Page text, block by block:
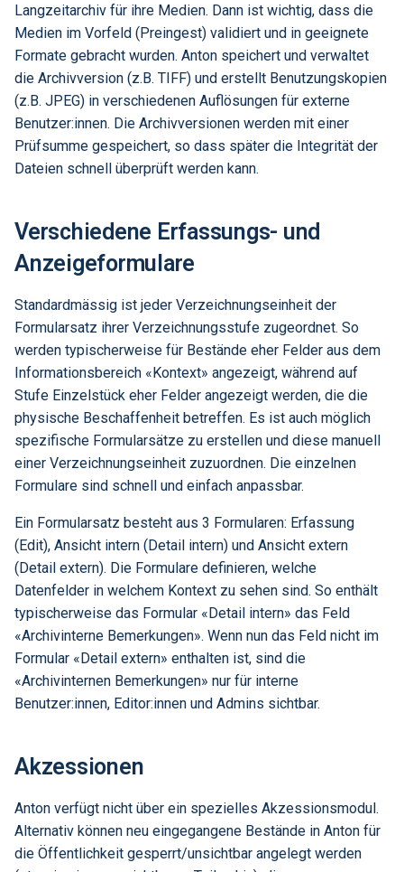
Langzeitarchiv für ihre Medien. Dann ist wichtig, dass die
Medien im Vorfeld (Preingest) validiert und in geeignete
Formate gebracht wurden. Anton speichert und verwaltet
die Archivversion (z.B. TIFF) und erstellt Benutzungskopien
(z.B. JPEG) in verschiedenen Auflösungen für externe
Benutzer:innen. Die Archivversionen werden mit einer
Prüfsumme gespeichert, so dass später die Integrität der
Dateien schnell überprüft werden kann.
Verschiedene Erfassungs- und
Anzeigeformulare
Standardmässig ist jeder Verzeichnungseinheit der
Formularsatz ihrer Verzeichnungsstufe zugeordnet. So
werden typischerweise für Bestände eher Felder aus dem
Informationsbereich «Kontext» angezeigt, während auf
Stufe Einzelstück eher Felder angezeigt werden, die die
physische Beschaffenheit betreffen. Es ist auch möglich
spezifische Formularsätze zu erstellen und diese manuell
einer Verzeichnungseinheit zuzuordnen. Die einzelnen
Formulare sind schnell und einfach anpassbar.
Ein Formularsatz besteht aus 3 Formularen: Erfassung
(Edit), Ansicht intern (Detail intern) und Ansicht extern
(Detail extern). Die Formulare definieren, welche
Datenfelder in welchem Kontext zu sehen sind. So enthält
typischerweise das Formular «Detail intern» das Feld
«Archivinterne Bemerkungen». Wenn nun das Feld nicht im
Formular «Detail extern» enthalten ist, sind die
«Archivinternen Bemerkungen» nur für interne
Benutzer:innen, Editor:innen und Admins sichtbar.
Akzessionen
Anton verfügt nicht über ein spezielles Akzessionsmodul.
Alternativ können neu eingegangene Bestände in Anton für
die Öffentlichkeit gesperrt/unsichtbar angelegt werden